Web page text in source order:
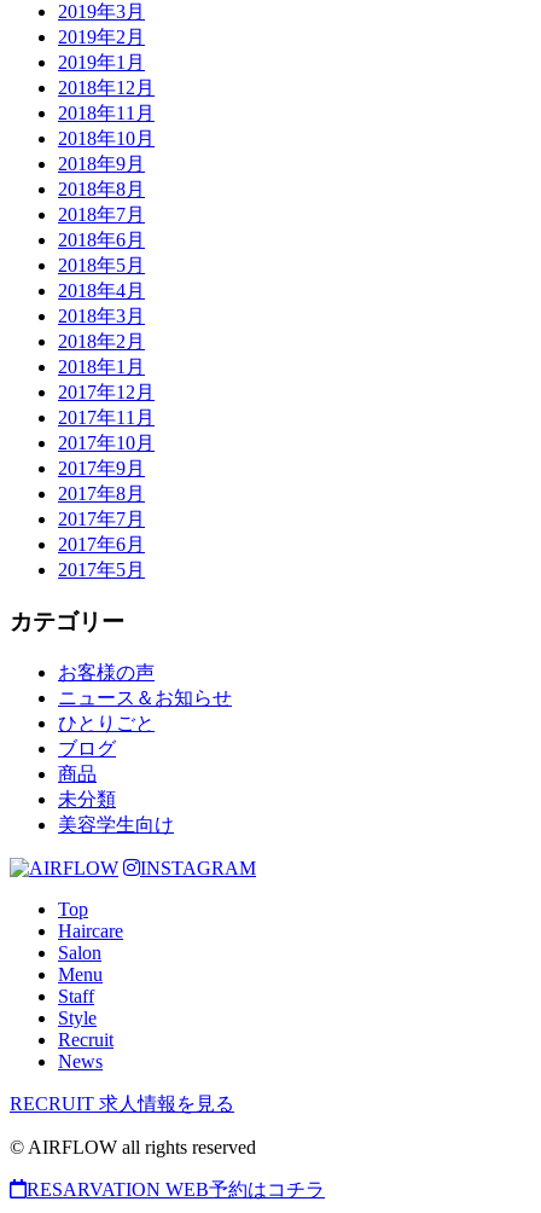
2019年3月
2019年2月
2019年1月
2018年12月
2018年11月
2018年10月
2018年9月
2018年8月
2018年7月
2018年6月
2018年5月
2018年4月
2018年3月
2018年2月
2018年1月
2017年12月
2017年11月
2017年10月
2017年9月
2017年8月
2017年7月
2017年6月
2017年5月
カテゴリー
お客様の声
ニュース＆お知らせ
ひとりごと
ブログ
商品
未分類
美容学生向け
INSTAGRAM
Top
Haircare
Salon
Menu
Staff
Style
Recruit
News
RECRUIT 求人情報を見る
© AIRFLOW all rights reserved
RESARVATION WEB予約はコチラ